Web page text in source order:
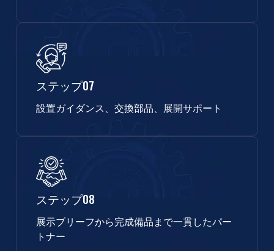
ステップ07
設置ガイダンス、交換部品、展開サポート
ステップ08
展示ブリーフから完成備品まで一貫したパー
トナー